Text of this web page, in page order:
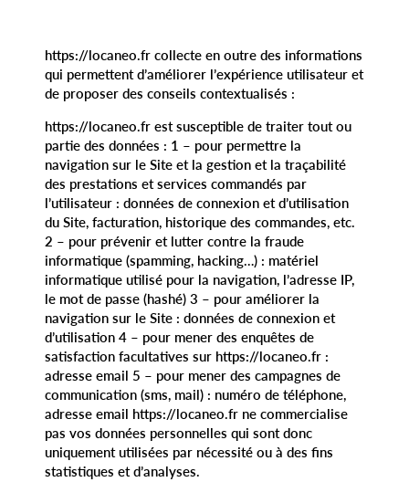
https://locaneo.fr collecte en outre des informations
qui permettent d’améliorer l’expérience utilisateur et
de proposer des conseils contextualisés :
https://locaneo.fr est susceptible de traiter tout ou
partie des données : 1 – pour permettre la
navigation sur le Site et la gestion et la traçabilité
des prestations et services commandés par
l’utilisateur : données de connexion et d’utilisation
du Site, facturation, historique des commandes, etc.
2 – pour prévenir et lutter contre la fraude
informatique (spamming, hacking…) : matériel
informatique utilisé pour la navigation, l’adresse IP,
le mot de passe (hashé) 3 – pour améliorer la
navigation sur le Site : données de connexion et
d’utilisation 4 – pour mener des enquêtes de
satisfaction facultatives sur https://locaneo.fr :
adresse email 5 – pour mener des campagnes de
communication (sms, mail) : numéro de téléphone,
adresse email https://locaneo.fr ne commercialise
pas vos données personnelles qui sont donc
uniquement utilisées par nécessité ou à des fins
statistiques et d’analyses.